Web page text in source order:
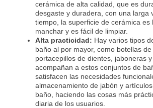
cerámica de alta calidad, que es
desgaste y duradera, con una larga
tiempo, la superficie de cerámica es
manchar y es fácil de limpiar.
Alta practicidad: Hay varios tipos
baño al por mayor, como botellas de
portacepillos de dientes, jaboneras
acompañan a estos conjuntos de
satisfacen las necesidades
almacenamiento de jabón y
baño, haciendo las cosas más
diaria de los usuarios.